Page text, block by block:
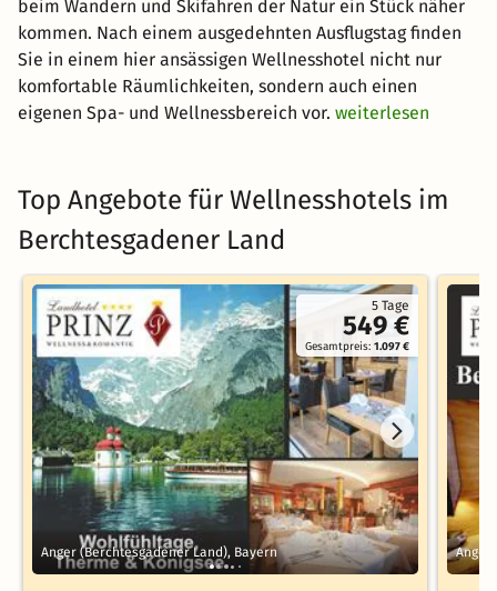
beim Wandern und Skifahren der Natur ein Stück näher
kommen. Nach einem ausgedehnten Ausflugstag finden
Sie in einem hier ansässigen Wellnesshotel nicht nur
komfortable Räumlichkeiten, sondern auch einen
eigenen Spa- und Wellnessbereich vor. weiterlesen
Top Angebote für Wellnesshotels im
Berchtesgadener Land
5 Tage
549 €
Gesamtpreis:1.097 €
Anger (Berchtesgadener Land), Bayern Anger